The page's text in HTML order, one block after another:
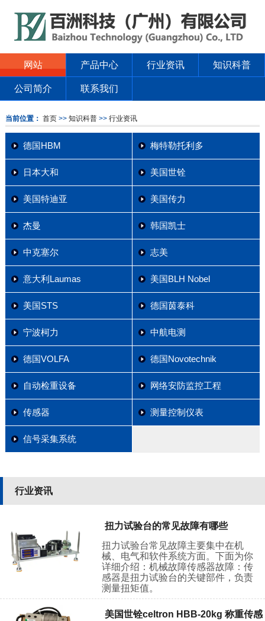
网站 产品中心 行业资讯 知识科普
公司简介 联系我们
当前位置： 首页>> 知识科普>> 行业资讯
德国HBM 梅特勒托利多
日本大和 美国世铨
美国特迪亚 美国传力
杰曼 韩国凯士
中克塞尔 志美
意大利Laumas 美国BLH Nobel
美国STS 德国茵泰科
宁波柯力 中航电测
德国VOLFA 德国Novotechnik
自动检重设备 网络安防监控工程
传感器 测量控制仪表
信号采集系统
行业资讯
扭力试验台的常见故障有哪些
扭力试验台常见故障主要集中在机
械、电气和软件系统方面。下面为你
详细介绍：机械故障传感器故障：传
感器是扭力试验台的关键部件，负责
测量扭矩值。
美国世铨celtron HBB-20kg 称重传感